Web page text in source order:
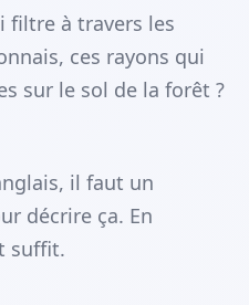
filtre à travers les
ces rayons qui
sur le sol de la forêt ?
il faut un
décrire ça. En
suffit.